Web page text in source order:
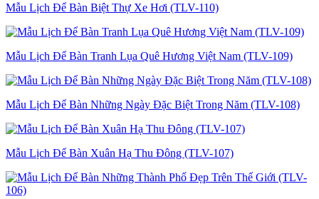
Mẫu Lịch Để Bàn Biệt Thự Xe Hơi (TLV-110)
Mẫu Lịch Để Bàn Tranh Lụa Quê Hương Việt Nam (TLV-109)
Mẫu Lịch Để Bàn Những Ngày Đặc Biệt Trong Năm (TLV-108)
Mẫu Lịch Để Bàn Xuân Hạ Thu Đông (TLV-107)